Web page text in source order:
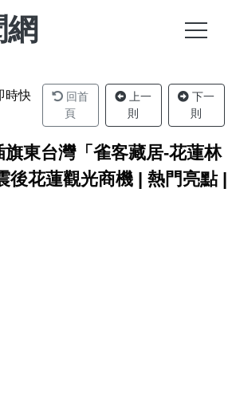
時快
回首
頁
上一
則
下一
則
東台灣「雀客藏居-花蓮林
後花蓮觀光商機 | 熱門亮點 |